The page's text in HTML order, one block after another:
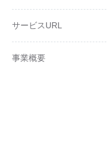
サービスURL
事業概要